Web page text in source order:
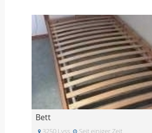
Bett
3250 Lyss Seit einiger Zeit